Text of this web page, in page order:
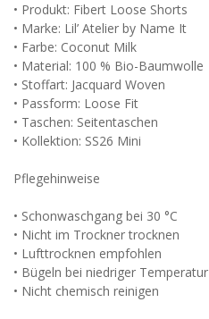
• Produkt: Fibert Loose Shorts
• Marke: Lil’ Atelier by Name It
• Farbe: Coconut Milk
• Material: 100 % Bio-Baumwolle
• Stoffart: Jacquard Woven
• Passform: Loose Fit
• Taschen: Seitentaschen
• Kollektion: SS26 Mini
Pflegehinweise
• Schonwaschgang bei 30 °C
• Nicht im Trockner trocknen
• Lufttrocknen empfohlen
• Bügeln bei niedriger Temperatur
• Nicht chemisch reinigen